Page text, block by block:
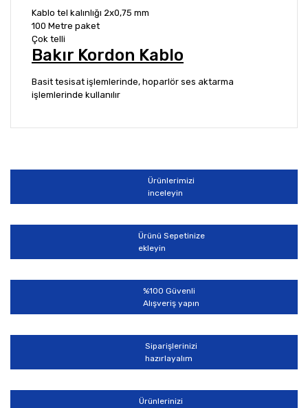
Kablo tel kalınlığı 2x0,75 mm
100 Metre paket
Çok telli
Bakır Kordon Kablo
Basit tesisat işlemlerinde, hoparlör ses aktarma
işlemlerinde kullanılır
Yorum Yaz
Bu ürünün fiyat bilgisi, resim, ürün açıklamalarında ve
Görüş ve önerileriniz için teşekkür ederiz.
Ürün resmi kalitesiz, bozuk veya görüntülenemiyor.
Ürün açıklamasında eksik bilgiler bulunuyor.
Ürün bilgilerinde hatalar bulunuyor.
Ürün fiyatı diğer sitelerden daha pahalı.
Bu ürüne benzer farklı alternatifler olmalı.
Gönder
Ürünlerimizi
inceleyin
Ürünü Sepetinize
ekleyin
%100 Güvenli
Alışveriş yapın
Siparişlerinizi
hazırlayalım
Ürünlerinizi